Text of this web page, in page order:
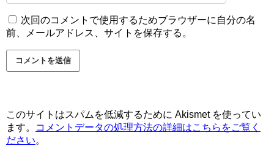
次回のコメントで使用するためブラウザーに自分の名
前、メールアドレス、サイトを保存する。
このサイトはスパムを低減するために Akismet を使ってい
ます。
コメントデータの処理方法の詳細はこちらをご覧く
ださい。